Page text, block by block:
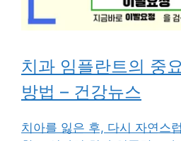
치과 임플란트의 중
방법 – 건강뉴스
치아를 잃은 후, 다시 자연스